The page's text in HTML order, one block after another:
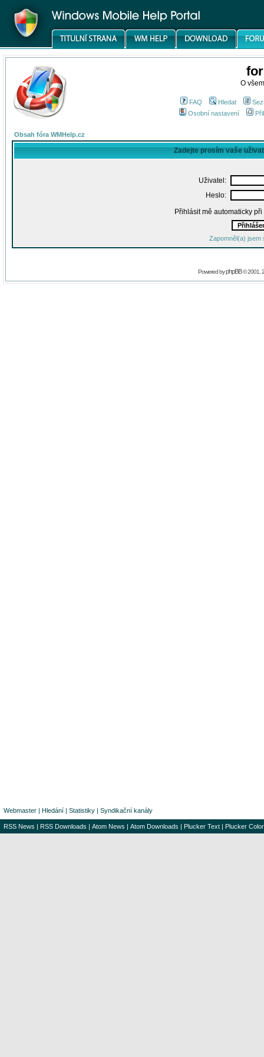
O
FAQ Hledat
Osobní nastavení
Obsah fóra WMHelp.cz
Zadejte prosím vaše
Uživatel:
Heslo:
Přihlásit mě automaticky
Zapomněl(a) jsem
Powered byphpBB© 2001,
Webmaster | Hledání | Statistiky | Syndikační kanály
RSS News | RSS Downloads | Atom News | Atom Downloads | Plucker Text | Plucker Color